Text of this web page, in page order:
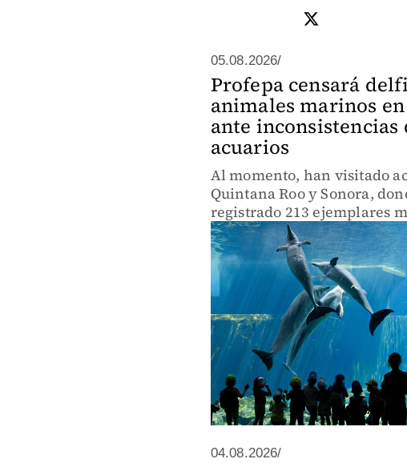
05.08.2026/
Profepa censará
animales marinos
ante inconsistencias
acuarios
Al momento, han visitado
Quintana Roo y Sonora,
registrado 213 ejemplares
04.08.2026/